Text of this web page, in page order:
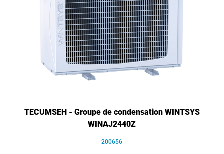
TECUMSEH - Groupe de condensation WINTSYS
WINAJ2440Z
200656